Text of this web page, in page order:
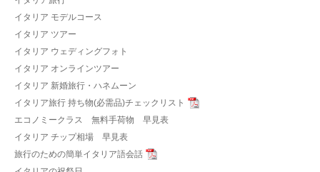
イタリア モデルコース
イタリア ツアー
イタリア ウェディングフォト
イタリア オンラインツアー
イタリア 新婚旅行・ハネムーン
イタリア旅行 持ち物(必需品)チェックリスト
エコノミークラス 無料手荷物 早見表
イタリア チップ相場 早見表
旅行のための簡単イタリア語会話